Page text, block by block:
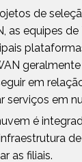
de
as equipes de
em
serviços em
é
as filiais.